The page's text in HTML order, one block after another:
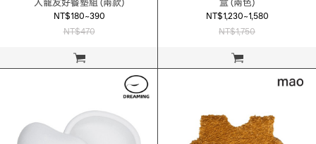
立即購買
NT$180~390
NT$470
立即購買
NT$1,230~1,580
NT$1,750